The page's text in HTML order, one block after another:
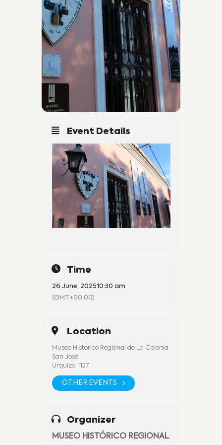
Event Details
Time
26 June, 202510:30 am
(GMT+00:00)
Location
Museo Histórico Regional de La Colonia
San José
Urquiza 1127
OTHER EVENTS
Organizer
MUSEO HISTÓRICO REGIONAL